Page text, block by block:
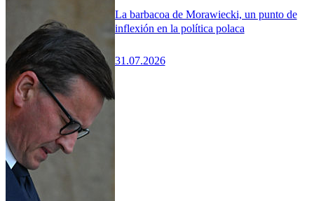
La barbacoa de Morawiecki, un punto de
inflexión en la política polaca
31.07.2026